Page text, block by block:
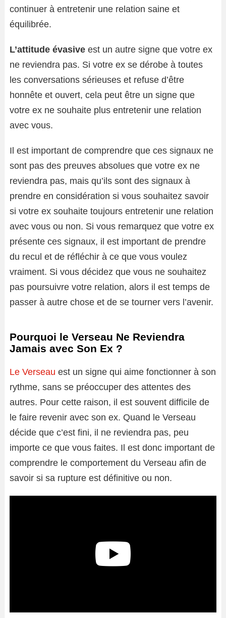
continuer à entretenir une relation saine et
équilibrée.
L’attitude évasive est un autre signe que votre ex
ne reviendra pas. Si votre ex se dérobe à toutes
les conversations sérieuses et refuse d’être
honnête et ouvert, cela peut être un signe que
votre ex ne souhaite plus entretenir une relation
avec vous.
Il est important de comprendre que ces signaux ne
sont pas des preuves absolues que votre ex ne
reviendra pas, mais qu’ils sont des signaux à
prendre en considération si vous souhaitez savoir
si votre ex souhaite toujours entretenir une relation
avec vous ou non. Si vous remarquez que votre ex
présente ces signaux, il est important de prendre
du recul et de réfléchir à ce que vous voulez
vraiment. Si vous décidez que vous ne souhaitez
pas poursuivre votre relation, alors il est temps de
passer à autre chose et de se tourner vers l’avenir.
Pourquoi le Verseau Ne Reviendra
Jamais avec Son Ex ?
Le Verseau est un signe qui aime fonctionner à son
rythme, sans se préoccuper des attentes des
autres. Pour cette raison, il est souvent difficile de
le faire revenir avec son ex. Quand le Verseau
décide que c’est fini, il ne reviendra pas, peu
importe ce que vous faites. Il est donc important de
comprendre le comportement du Verseau afin de
savoir si sa rupture est définitive ou non.